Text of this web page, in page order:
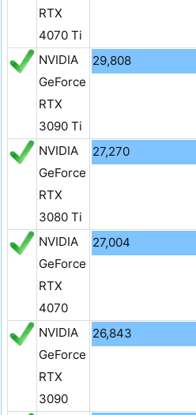
RTX
4070 Ti
NVIDIA
GeForce
RTX
3090 Ti
29,808
NVIDIA
GeForce
RTX
3080 Ti
27,270
NVIDIA
GeForce
RTX
4070
27,004
NVIDIA
GeForce
RTX
3090
26,843